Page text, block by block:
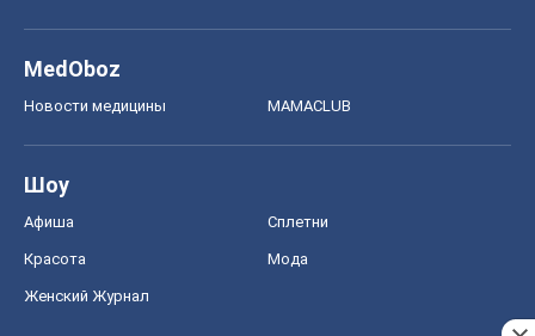
MedOboz
Новости медицины MAMACLUB
Шоу
Афиша Сплетни
Красота Мода
Женский Журнал